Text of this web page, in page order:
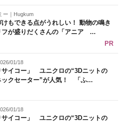
題
ー｜Hugkum
けもできる点がうれしい！ 動物の鳴き
フが盛りだくさんの「アニア ...
PR
01/18
サイコー」 ユニクロの“3Dニットの
ックセーター”が人気！ 「ふ...
01/18
サイコー」 ユニクロの“3Dニットの